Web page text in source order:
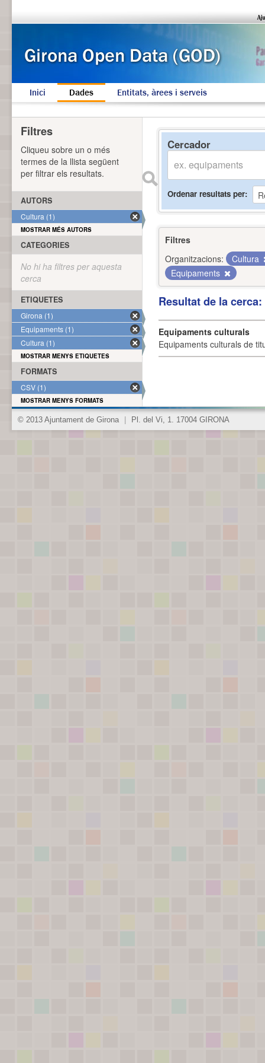
Inici Dades Entitats, àrees i serveis
Cercador
Ordenar resultats per
Filtres
Organitzacions:
Cultura
Equipaments
Resultat de la
Equipaments culturals
Equipaments culturals de
Filtres
Cliqueu sobre un o més
termes de la llista següent
per filtrar els resultats.
AUTORS
Cultura (1)
MOSTRAR MÉS AUTORS
CATEGORIES
No hi ha filtres per aquesta
cerca
ETIQUETES
Girona (1)
Equipaments (1)
Cultura (1)
MOSTRAR MENYS ETIQUETES
FORMATS
CSV (1)
MOSTRAR MENYS FORMATS
© 2013 Ajuntament de Girona Pl. del Vi, 1. 17004 GIRONA